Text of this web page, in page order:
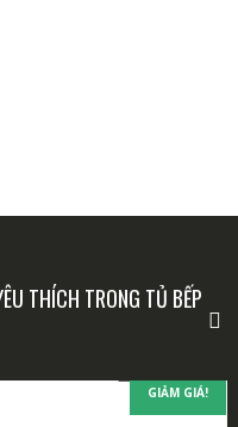
THÍCH TRONG TỦ BẾP
GIẢM GIÁ!